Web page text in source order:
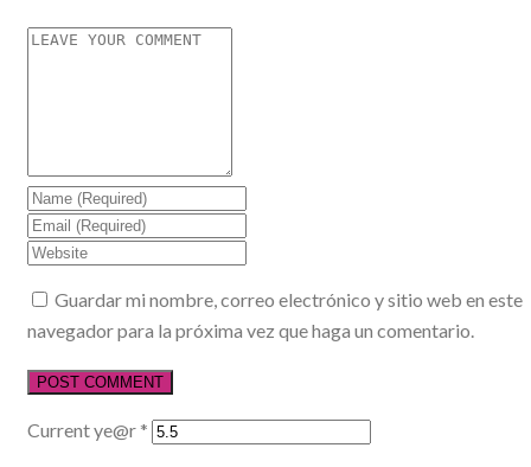
Guardar mi nombre, correo electrónico y sitio web en este
navegador para la próxima vez que haga un comentario.
Current ye@r *